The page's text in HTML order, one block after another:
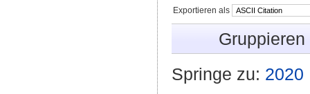
Exportieren als
Springe zu: 2020